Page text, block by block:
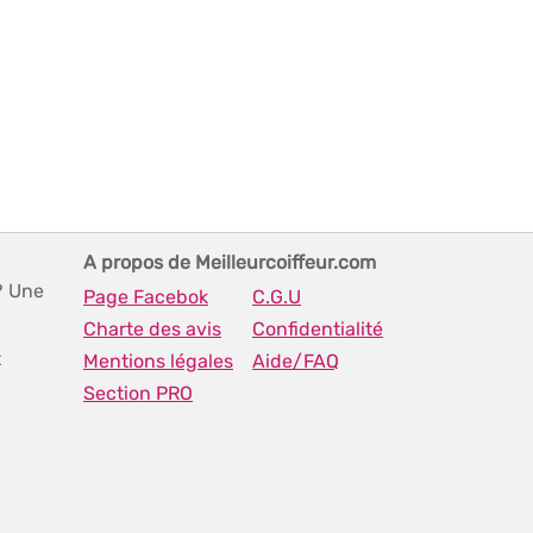
Une
A propos de Meilleurcoiffeur.com
Page Facebok
C.G.U
Charte des avis
Confidentialité
Mentions légales
Aide/FAQ
Section PRO